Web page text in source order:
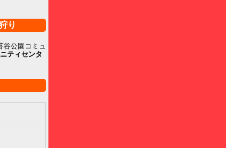
り
谷公園コミュ
ティセンタ